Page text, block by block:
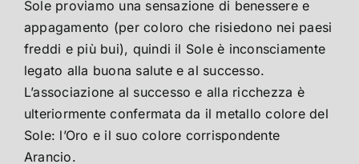
Sole proviamo una sensazione di benessere e
appagamento (per coloro che risiedono nei paesi
freddi e più bui), quindi il Sole è inconsciamente
legato alla buona salute e al successo.
L’associazione al successo e alla ricchezza è
ulteriormente confermata da il metallo colore del
Sole: l’Oro e il suo colore corrispondente
Arancio.